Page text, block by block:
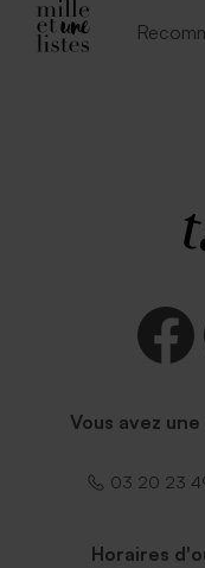
Vous avez
03 20 23
Horaires